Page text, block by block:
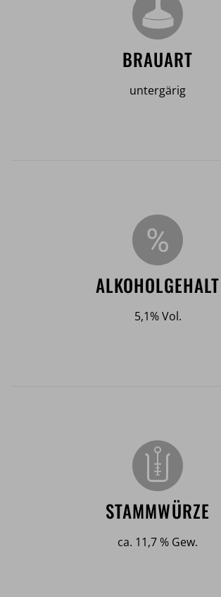
BRAUART
untergärig
ALKOHOLGEHALT
5,1% Vol.
STAMMWÜRZE
ca. 11,7 % Gew.